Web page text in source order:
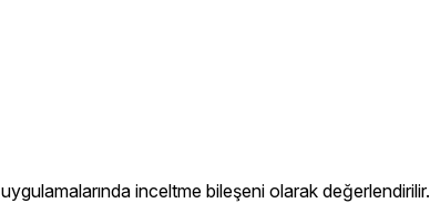
inceltme bileşeni olarak değerlendirilir.